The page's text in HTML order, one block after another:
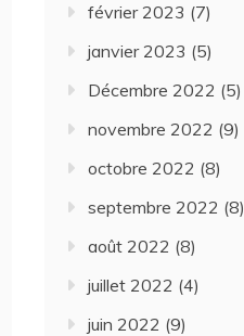
février 2023 (7)
janvier 2023 (5)
Décembre 2022 (5)
novembre 2022 (9)
octobre 2022 (8)
septembre 2022 (8)
août 2022 (8)
juillet 2022 (4)
juin 2022 (9)